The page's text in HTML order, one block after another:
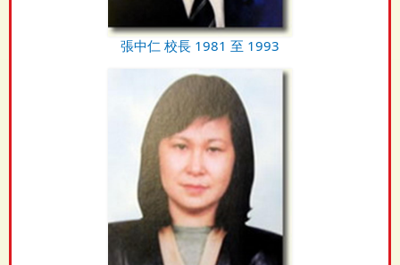
張中仁 校長 1981 至 1993